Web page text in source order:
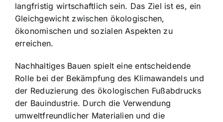
langfristig wirtschaftlich sein. Das Ziel ist es, ein
Gleichgewicht zwischen ökologischen,
ökonomischen und sozialen Aspekten zu
erreichen.
Nachhaltiges Bauen spielt eine entscheidende
Rolle bei der Bekämpfung des Klimawandels und
der Reduzierung des ökologischen Fußabdrucks
der Bauindustrie. Durch die Verwendung
umweltfreundlicher Materialien und die